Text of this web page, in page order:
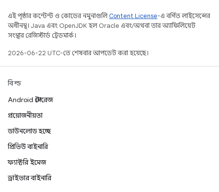
এই পৃষ্ঠার কন্টেন্ট ও কোডের নমুনাগুলিContent License-এ বর্ণিত লাইসেন্সের
অধীনস্থ। Java এবং OpenJDK হল Oracle এবং/অথবা তার অ্যাফিলিয়েট
সংস্থার রেজিস্টার্ড ট্রেডমার্ক।
2026-06-22 UTC-তে শেষবার আপডেট করা হয়েছে।
বিল্ড
Android স্টোরেজ
প্রয়োজনীয়তা
ডাউনলোড হচ্ছে
প্রিভিউ বাইনারি
ফ্যাক্টরি ইমেজ
ড্রাইভার বাইনারি